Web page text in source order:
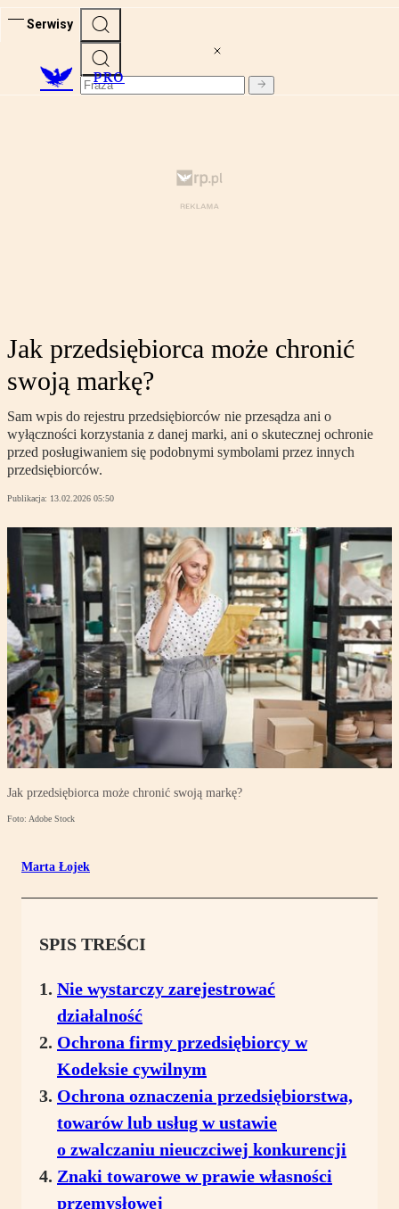
Serwisy
PRO
Jak przedsiębiorca może chronić
swoją markę?
Sam wpis do rejestru przedsiębiorców nie przesądza ani o
wyłączności korzystania z danej marki, ani o skutecznej ochronie
przed posługiwaniem się podobnymi symbolami przez innych
przedsiębiorców.
Publikacja: 13.02.2026 05:50
Jak przedsiębiorca może chronić swoją markę?
Foto: Adobe Stock
Marta Łojek
SPIS TREŚCI
Nie wystarczy zarejestrować
działalność
Ochrona firmy przedsiębiorcy w
Kodeksie cywilnym
Ochrona oznaczenia przedsiębiorstwa,
towarów lub usług w ustawie
o zwalczaniu nieuczciwej konkurencji
Znaki towarowe w prawie własności
przemysłowej